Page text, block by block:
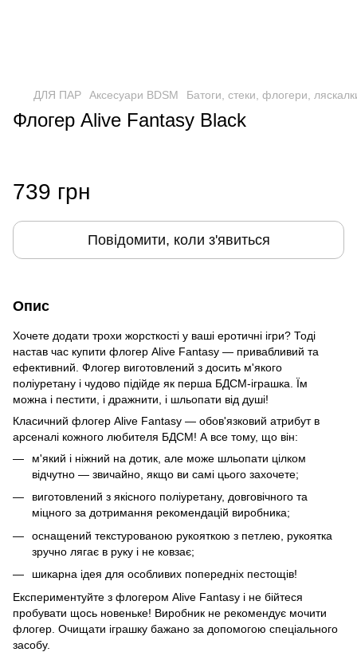
ДЛЯ ПАР Аксесуари BDSM Батоги, стеки, флогери,
Флогер Alive Fantasy Black
739 грн
Повідомити, коли з'явиться
Опис
Хочете додати трохи жорсткості у ваші еротичні ігри? Тоді
настав час купити флогер Alive Fantasy — привабливий та
ефективний. Флогер виготовлений з досить м'якого
поліуретану і чудово підійде як перша БДСМ-іграшка. Їм
можна і пестити, і дражнити, і шльопати від душі!
Класичний флогер Alive Fantasy — обов'язковий атрибут в
арсеналі кожного любителя БДСМ! А все тому, що він:
м'який і ніжний на дотик, але може шльопати цілком
відчутно — звичайно, якщо ви самі цього захочете;
виготовлений з якісного поліуретану, довговічного та
міцного за дотримання рекомендацій виробника;
оснащений текстурованою рукояткою з петлею, рукоятка
зручно лягає в руку і не ковзає;
шикарна ідея для особливих попередніх пестощів!
Експериментуйте з флогером Alive Fantasy і не бійтеся
пробувати щось новеньке! Виробник не рекомендує мочити
флогер. Очищати іграшку бажано за допомогою спеціального
засобу.